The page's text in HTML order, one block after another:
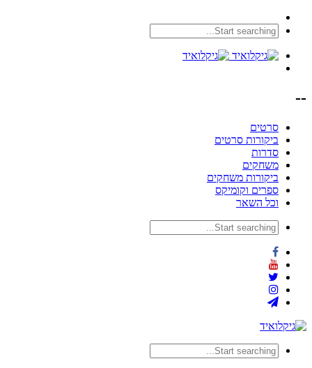
--
סרטים
ביקורות סרטים
סדרות
משחקים
ביקורות משחקים
ספרים וקומיקס
וכל השאר